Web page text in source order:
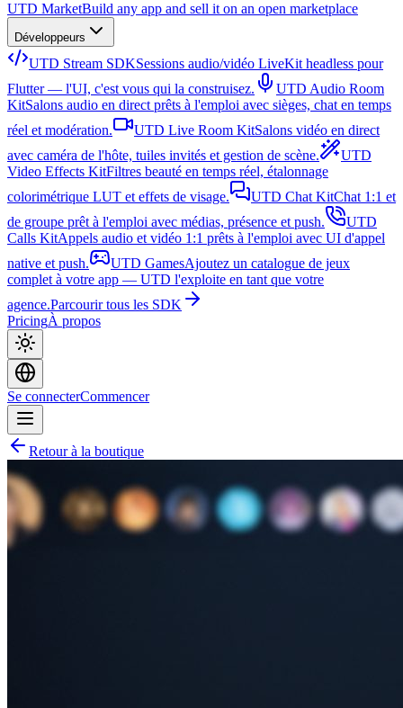
UTD MarketBuild any app and sell it on an open marketplace
Développeurs
UTD Stream SDKSessions audio/vidéo LiveKit headless pour
Flutter — l'UI, c'est vous qui la construisez.
UTD Audio Room
KitSalons audio en direct prêts à l'emploi avec sièges, chat en temps
réel et modération.
UTD Live Room KitSalons vidéo en direct
avec caméra de l'hôte, tuiles invités et gestion de scène.
UTD
Video Effects KitFiltres beauté en temps réel, étalonnage
colorimétrique LUT et effets de visage.
UTD Chat KitChat 1:1 et
de groupe prêt à l'emploi avec médias, présence et push.
UTD
Calls KitAppels audio et vidéo 1:1 prêts à l'emploi avec UI d'appel
native et push.
UTD GamesAjoutez un catalogue de jeux
complet à votre app — UTD l'exploite en tant que votre
agence.Parcourir tous les SDK
PricingÀ propos
Se connecterCommencer
Retour à la boutique